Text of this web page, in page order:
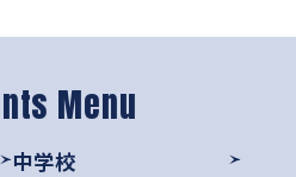
中学校